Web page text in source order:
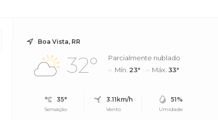
Boa Vista, RR
32°
Parcialmente nublado
Mín. 23° Máx.33°
35°
Sensação
3.11km/h
Vento
51%
Umidade